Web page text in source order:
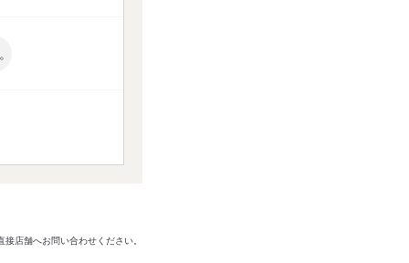
店舗へお問い合わせください。